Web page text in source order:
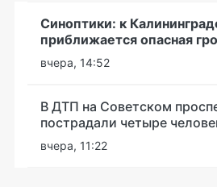
Синоптики: к
приближается опасная
вчера, 14:52
В ДТП на Советском
пострадали четыре
вчера, 11:22